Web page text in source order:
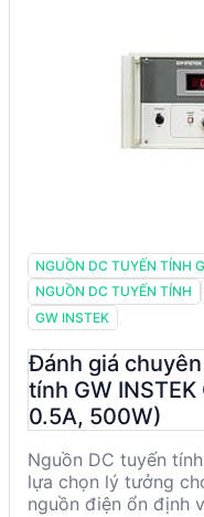
NGUỒN DC TUYẾN TÍNH
0.5A, 500W)
NGUỒN DC TUYẾN TÍNH
GW INSTEK
Đánh giá
tính GW
0.5A, 500W)
Nguồn DC tuyến
lựa chọn lý tưởng
nguồn điện ổn định